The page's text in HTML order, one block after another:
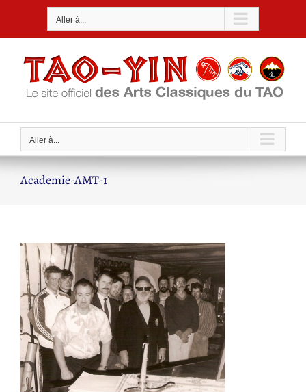
Aller à...
Aller à...
Academie-AMT-1